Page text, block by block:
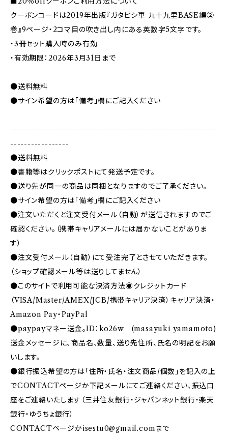
クーポンコードは2019年出版『ガタピシ車 九十九里BASE編②
巻』9ページ・2コマ目の吹き出し内にある英数字5文字です。
・3冊セット購入時のみ有効
・有効期限：2026年3月31日まで
●送料無料
●サイン希望の方は「備考」欄にご記入ください
------------------------------------------------------------
-----------------
●送料無料
●書籍等はクリックポストにて発送予定です。
●送り先が同一の商品は同梱となりますのでご了承ください。
●サイン希望の方は「備考」欄にご記入ください
●注文いただくと注文受付メール（自動）が送信されますのでご
確認ください。（携帯キャリアメールには届かないことがありま
す）
●注文受付メール（自動）にて受注完了とさせていただきます。
（ショップ確認メール等は送りしてません）
●このサイトで利用可能な決済方法◉クレジットカード
（VISA/Master/AMEX/JCB/携帯キャリア決済）キャリア決済・
Amazon Pay・PayPal
●paypayマネー送金。ID：ko26w (masayuki yamamoto)
送金メッセージに、商品名、数量、送り先住所、氏名の明記をお願
いします。
●銀行振込希望の方は「住所・氏名・注文商品/個数」を記入の上
でCONTACTページか下記メールにてご連絡ください、振込口
座をご連絡いたします（三井住友銀行・ジャパンネット銀行・楽天
銀行・ゆうちょ銀行）
CONTACTページかisestu0@gmail.comまで